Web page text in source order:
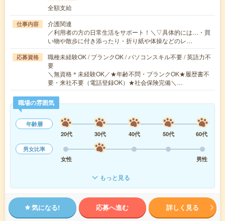
全額支給
仕事内容
介護関連
／利用者の方の日常生活をサポート！＼▽具体的には…・買
い物や散歩に付き添ったり・折り紙や体操などのレ…
応募資格
職種未経験OK / ブランクOK / パソコンスキル不要 / 英語力不
要
＼無資格＊未経験OK／★年齢不問・ブランクOK★履歴書不
要・来社不要（電話登録OK）★社会保険完備＼…
職場の雰囲気
年齢層
20代
30代 40代 50代
60代
男女比率
女性
男性
もっと見る
気になる! 応募へ進む 詳しく見る